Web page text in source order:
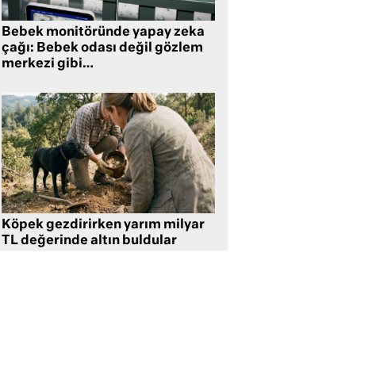
Bebek monitöründe yapay zeka
çağı: Bebek odası değil gözlem
merkezi gibi…
Köpek gezdirirken yarım milyar
TL değerinde altın buldular